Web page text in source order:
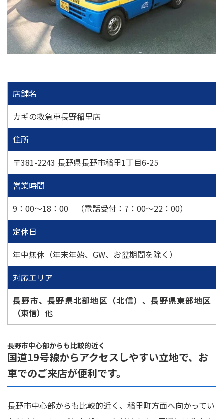
店舗名
カギの救急車長野稲里店
住所
〒381-2243 長野県長野市稲里1丁目6-25
営業時間
9：00～18：00 （電話受付：7：00～22：00）
定休日
年中無休（年末年始、GW、お盆期間を除く）
対応エリア
長野市、長野県北部地区（北信）、長野県東部地区
（東信） 他
長野市中心部からも比較的近く
国道19号線からアクセスしやすい立地で、お
車でのご来店が便利です。
長野市中心部からも比較的近く、稲里町方面へ向かってい